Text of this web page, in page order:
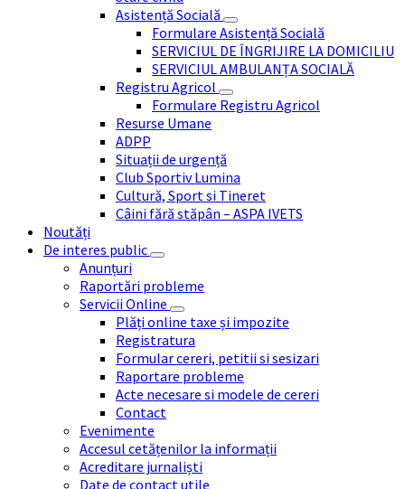
Asistență Socială
Formulare Asistență Socială
SERVICIUL DE ÎNGRIJIRE LA DOMICILIU
SERVICIUL AMBULANȚA SOCIALĂ
Registru Agricol
Formulare Registru Agricol
Resurse Umane
ADPP
Situații de urgență
Club Sportiv Lumina
Cultură, Sport si Tineret
Câini fără stăpân – ASPA IVETS
Noutăți
De interes public
Anunțuri
Raportări probleme
Servicii Online
Plăți online taxe și impozite
Registratura
Formular cereri, petitii si sesizari
Raportare probleme
Acte necesare si modele de cereri
Contact
Evenimente
Accesul cetățenilor la informații
Acreditare jurnaliști
Date de contact utile